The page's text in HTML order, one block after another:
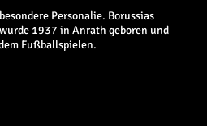
Personalie. Borussias
1937 in Anrath geboren und
Fußballspielen.